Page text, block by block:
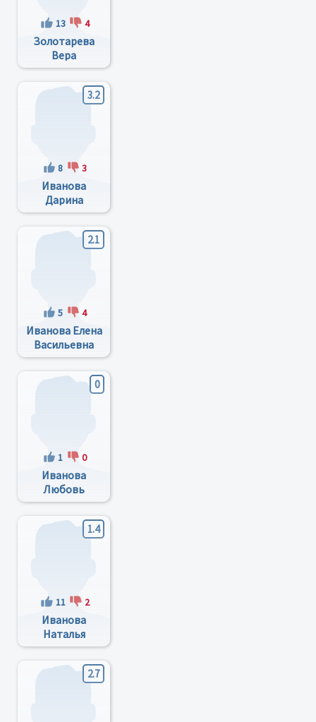
13 4
Золотарева
Вера
Степановна
3.2
8 3
Иванова
Дарина
Георгиевна
2.1
5 4
Иванова Елена
Васильевна
0
1 0
Иванова
Любовь
Ивановна
1.4
11 2
Иванова
Наталья
Дмитриевна
2.7